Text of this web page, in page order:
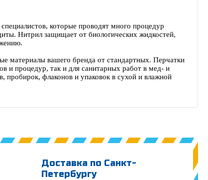
которые проводят много процедур
Нитрил защищает от биологических жидкостей,
материалы вашего бренда от стандартных. Перчатки
и процедур, так и для санитарных работ в мед‑ и
пробирок, флаконов и упаковок в сухой и влажной
Доставка по Санкт-
Петербургу